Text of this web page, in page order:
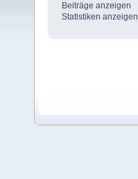
Beiträge anzeigen
Statistiken anzeigen